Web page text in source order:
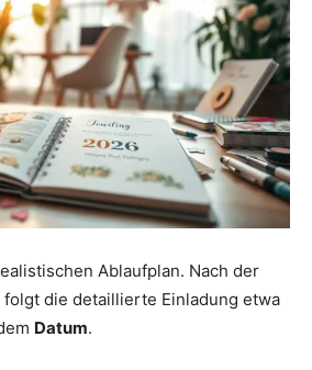
Ablaufplan. Nach der
die detaillierte Einladung etwa
Datum.